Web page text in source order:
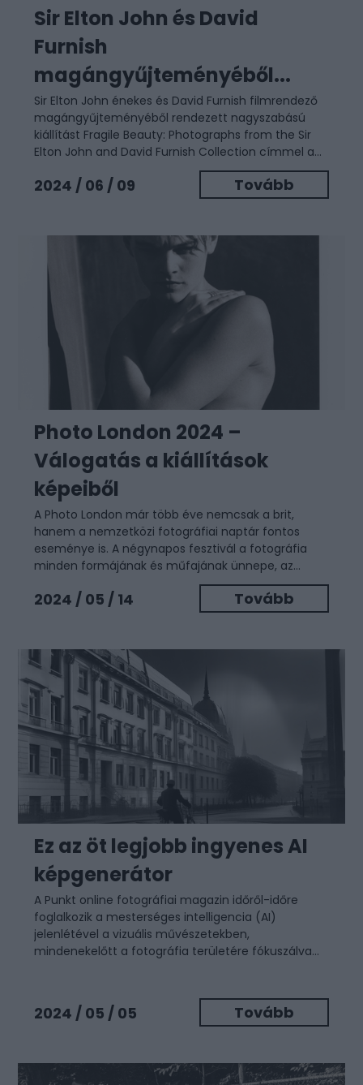
Sir Elton John és David
Furnish
magángyűjteményéből...
Sir Elton John énekes és David Furnish filmrendező
magángyűjteményéből rendezett nagyszabású
kiállítást Fragile Beauty: Photographs from the Sir
Elton John and David Furnish Collection címmel a...
2024 / 06 / 09 Tovább
Photo London 2024 –
Válogatás a kiállítások
képeiből
A Photo London már több éve nemcsak a brit,
hanem a nemzetközi fotográfiai naptár fontos
eseménye is. A négynapos fesztivál a fotográfia
minden formájának és műfajának ünnepe, az...
2024 / 05 / 14 Tovább
Ez az öt legjobb ingyenes AI
képgenerátor
A Punkt online fotográfiai magazin időről-időre
foglalkozik a mesterséges intelligencia (AI)
jelenlétével a vizuális művészetekben,
mindenekelőtt a fotográfia területére fókuszálva...
2024 / 05 / 05 Tovább